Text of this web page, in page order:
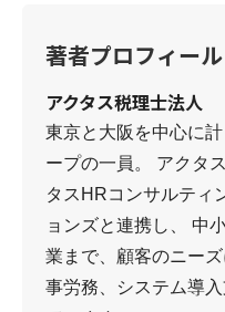
著者プロフィール
アクタス税理士法人
東京と大阪を中心に
ープの一員。 アクタ
タスHRコンサルティ
ョンズと連携し、 中
業まで、顧客のニー
事労務、システム導